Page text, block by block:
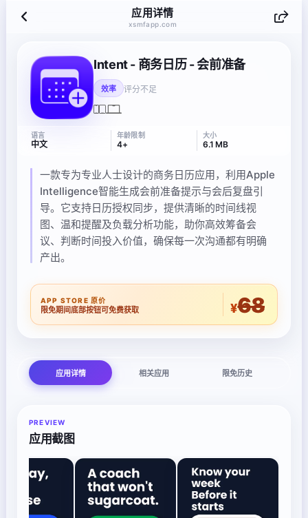
应用详情
xsmfapp.com
Intent - 商务日历 - 会前准备
效率 评分不足
语言
中文
年龄限制
4+
大小
6.1 MB
一款专为专业人士设计的商务日历应用，利用Apple
Intelligence智能生成会前准备提示与会后复盘引
导。它支持日历授权同步，提供清晰的时间线视
图、温和提醒及负载分析功能，助你高效筹备会
议、判断时间投入价值，确保每一次沟通都有明确
产出。
APP STORE 原价
限免期间底部按钮可免费获取 ¥68
应用详情 相关应用 限免历史
PREVIEW
应用截图